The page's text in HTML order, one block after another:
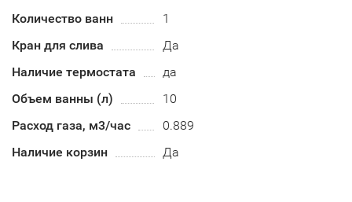
Количество ванн
1
Кран для слива
Да
Наличие термостата
да
Объем ванны (л)
10
Расход газа, м3/час
0.889
Наличие корзин
Да